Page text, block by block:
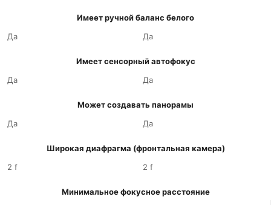
Имеет ручной баланс белого
Да
Да
Имеет сенсорный автофокус
Да
Да
Может создавать панорамы
Да
Да
Широкая диафрагма (фронтальная камера)
2 f
2 f
Минимальное фокусное расстояние